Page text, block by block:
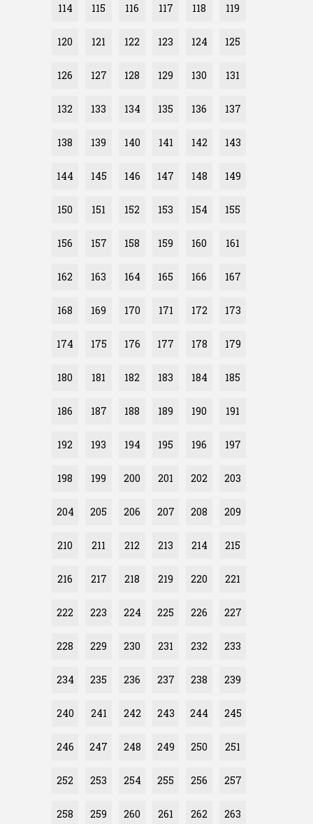
114 115 116 117 118 119
120 121 122 123 124 125
126 127 128 129 130 131
132 133 134 135 136 137
138 139 140 141 142 143
144 145 146 147 148 149
150 151 152 153 154 155
156 157 158 159 160 161
162 163 164 165 166 167
168 169 170 171 172 173
174 175 176 177 178 179
180 181 182 183 184 185
186 187 188 189 190 191
192 193 194 195 196 197
198 199 200 201 202 203
204 205 206 207 208 209
210 211 212 213 214 215
216 217 218 219 220 221
222 223 224 225 226 227
228 229 230 231 232 233
234 235 236 237 238 239
240 241 242 243 244 245
246 247 248 249 250 251
252 253 254 255 256 257
258 259 260 261 262 263